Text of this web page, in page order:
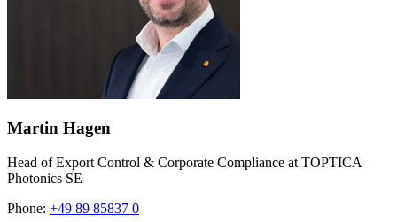
Martin Hagen
Head of Export Control & Corporate Compliance at TOPTICA
Photonics SE
Phone: +49 89 85837 0